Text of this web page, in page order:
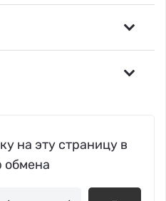
на эту страницу в
обмена